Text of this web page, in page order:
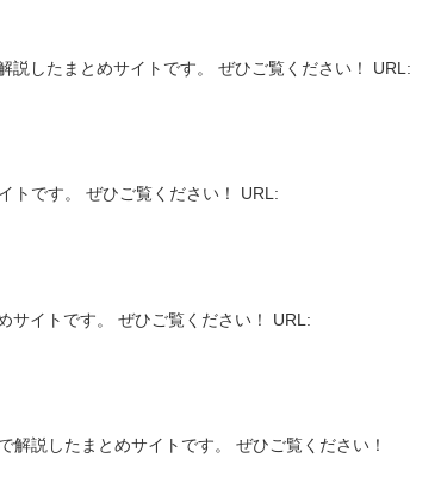
説したまとめサイトです。 ぜひご覧ください！ URL:
トです。 ぜひご覧ください！ URL:
サイトです。 ぜひご覧ください！ URL:
説したまとめサイトです。 ぜひご覧ください！